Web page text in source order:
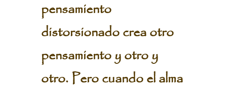
pensamiento
distorsionado crea otro
pensamiento y otro y
otro. Pero cuando el alma